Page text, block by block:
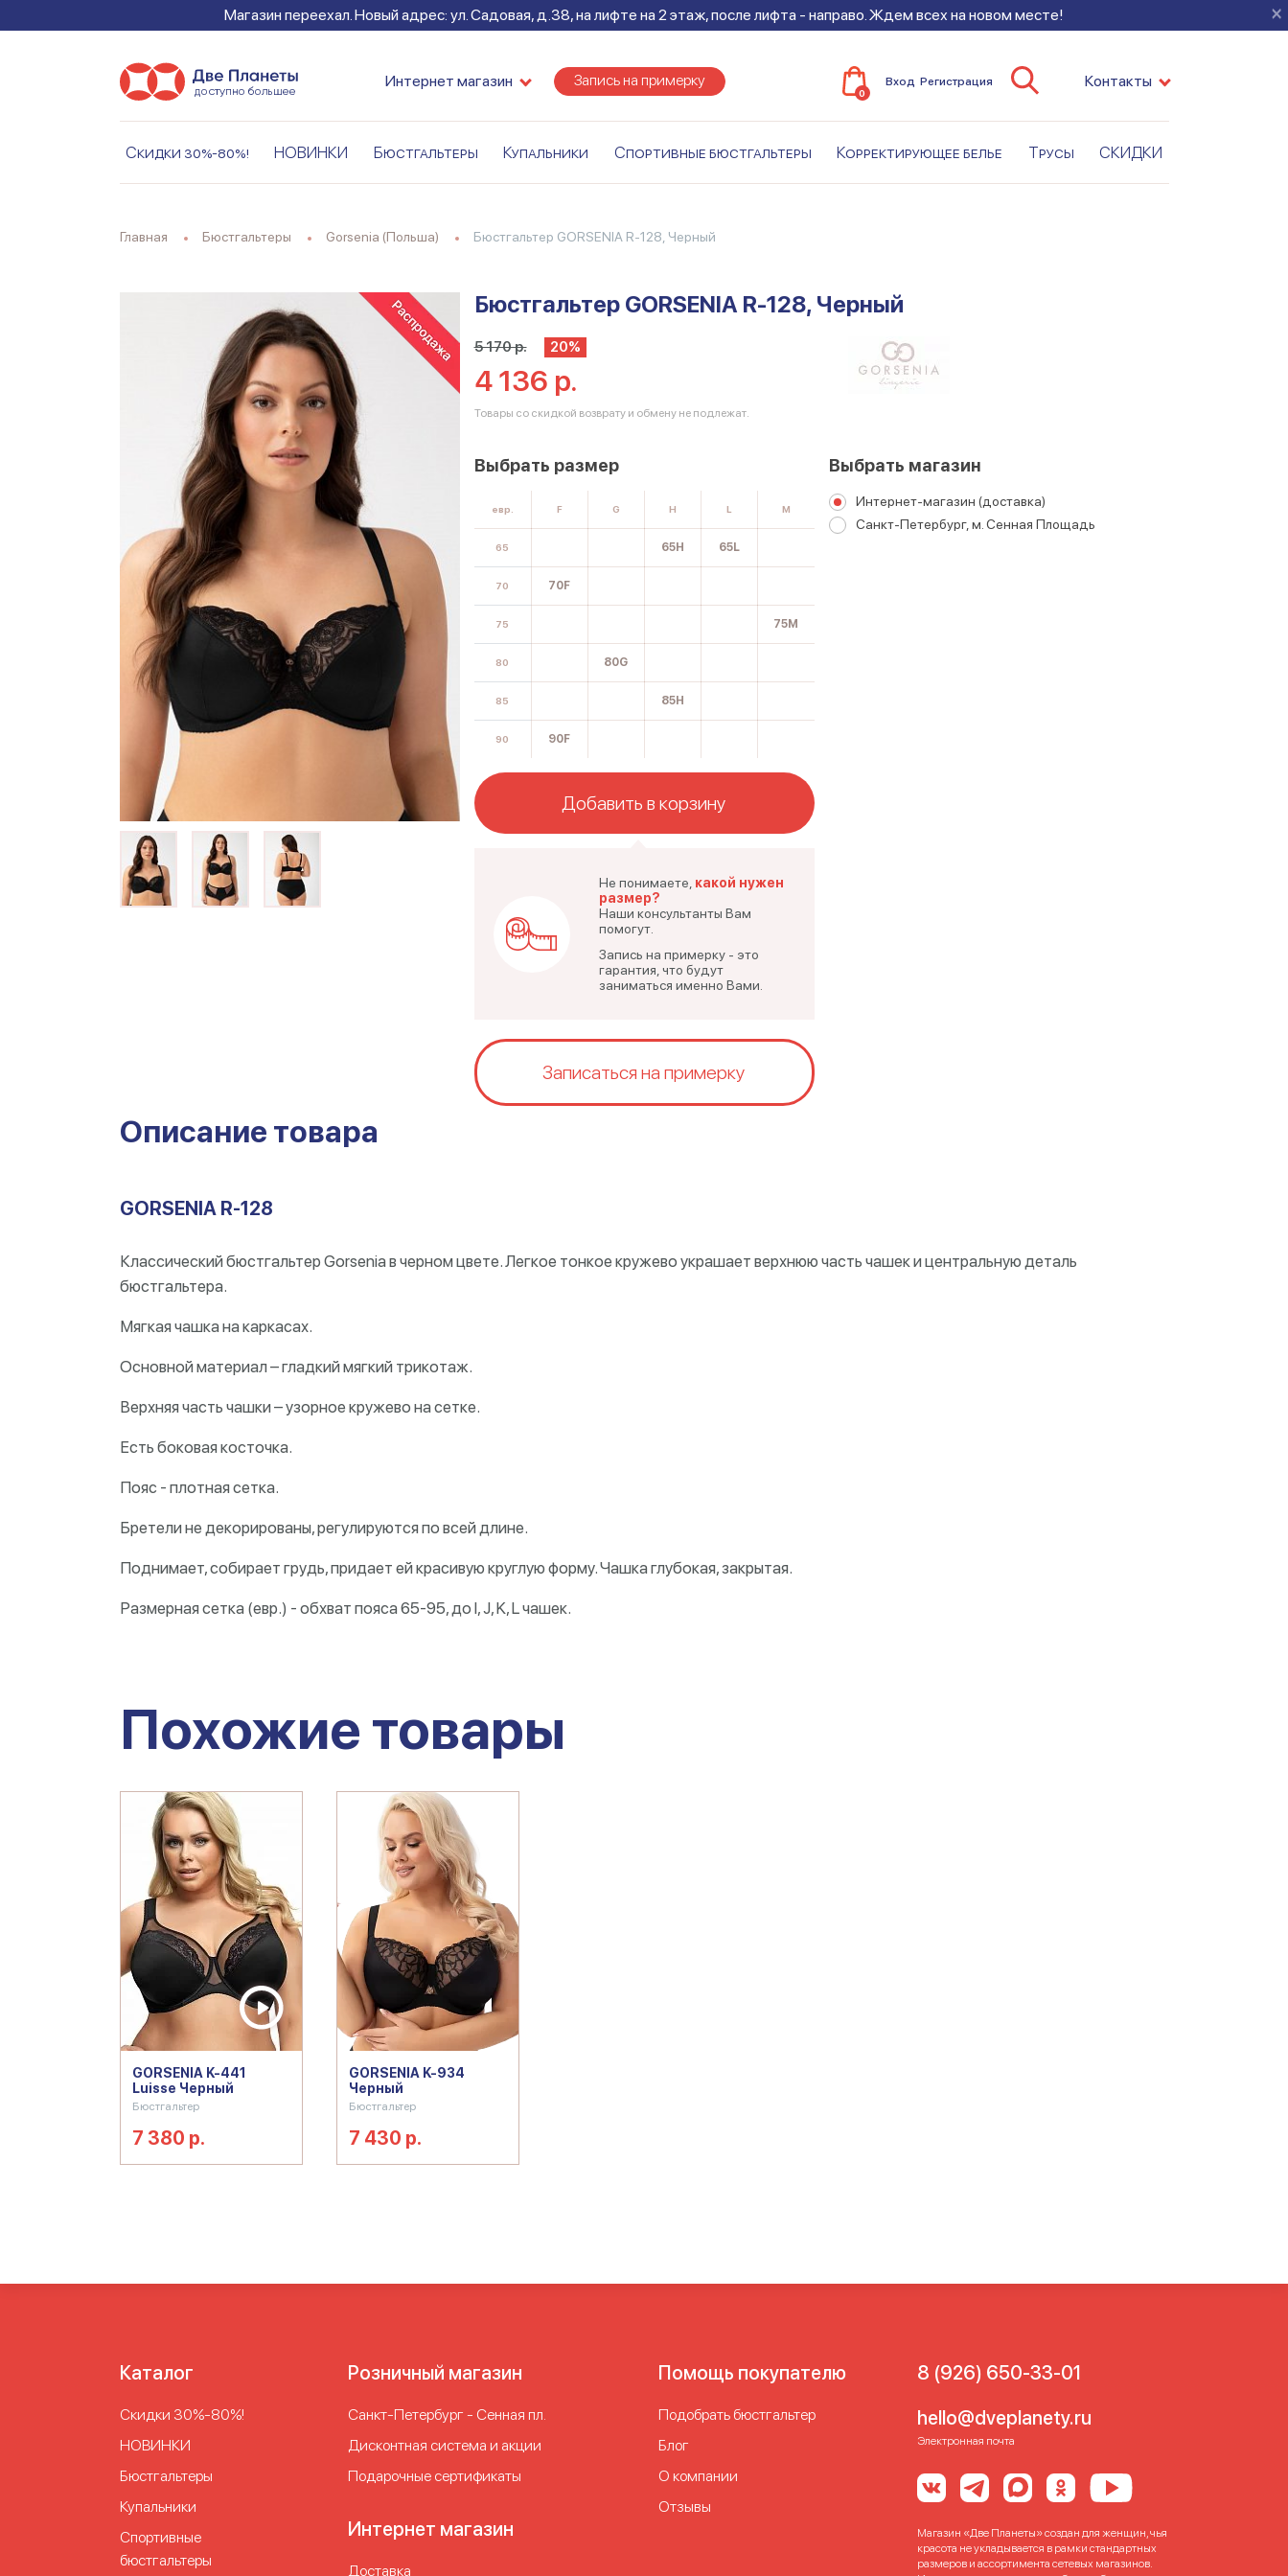
×
Магазин переехал. Новый адрес: ул. Садовая, д.38, на лифте на 2 этаж, после лифта - направо. Ждем всех на новом месте!
Интернет магазин Запись на примерку
0
Вход Регистрация Контакты
Скидки 30%-80%! НОВИНКИ Бюстгальтеры Купальники Спортивные бюстгальтеры Корректирующее белье Трусы СКИДКИ
Главная Бюстгальтеры Gorsenia (Польша) Бюстгальтер GORSENIA R-128, Черный
Бюстгальтер GORSENIA R-128, Черный
5 170 р. 20%
4 136 р.
Товары со скидкой возврату и обмену не подлежат.
Выбрать размер
евр. F G H L M
65 65H 65L
70 70F
75 75M
80 80G
85 85H
90 90F
Добавить в корзину
Не понимаете, какой нужен
размер?
Наши консультанты Вам
помогут.
Запись на примерку - это
гарантия, что будут
заниматься именно Вами.
Записаться на примерку
Выбрать магазин
Интернет-магазин (доставка)
Санкт-Петербург, м. Сенная Площадь
Описание товара
GORSENIA R-128
Классический бюстгальтер Gorsenia в черном цвете. Легкое тонкое кружево украшает верхнюю часть чашек и центральную деталь
бюстгальтера.
Мягкая чашка на каркасах.
Основной материал – гладкий мягкий трикотаж.
Верхняя часть чашки – узорное кружево на сетке.
Есть боковая косточка.
Пояс - плотная сетка.
Бретели не декорированы, регулируются по всей длине.
Поднимает, собирает грудь, придает ей красивую круглую форму. Чашка глубокая, закрытая.
Размерная сетка (евр.) - обхват пояса 65-95, до I, J, K, L чашек.
Похожие товары
GORSENIA K-441
Luisse Черный
Бюстгальтер
7 380 р.
GORSENIA K-934
Черный
Бюстгальтер
7 430 р.
Каталог
Скидки 30%-80%!
НОВИНКИ
Бюстгальтеры
Купальники
Спортивные
бюстгальтеры
Розничный магазин
Cанкт-Петербург - Сенная пл.
Дисконтная система и акции
Подарочные сертификаты
Интернет магазин
Доставка
Помощь покупателю
Подобрать бюстгальтер
Блог
О компании
Отзывы
8 (926) 650-33-01
hello@dveplanety.ru
Электронная почта
Магазин «Две Планеты» создан для женщин, чья
красота не укладывается в рамки стандартных
размеров и ассортимента сетевых магазинов.